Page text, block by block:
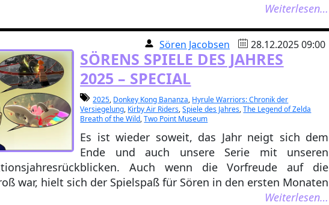
Weiterlesen…
Sören Jacobsen 28.12.2025 09:00
SÖRENS SPIELE DES JAHRES
2025 – SPECIAL
2025, Donkey Kong Bananza, Hyrule Warriors: Chronik der
Versiegelung, Kirby Air Riders,Spiele des Jahres,The Legend of Zelda
Breath of the Wild,Two Point Museum
Es ist wieder soweit, das Jahr neigt sich dem
Ende und auch unsere Serie mit unseren
Auch wenn die Vorfreude auf die
war, hielt sich der Spielspaß für Sören in den ersten Monaten
Weiterlesen…